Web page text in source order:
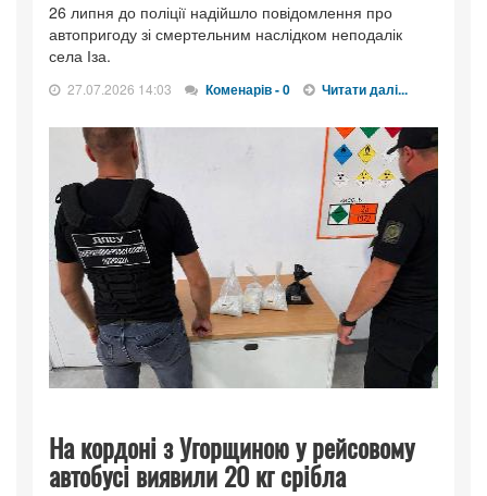
26 липня до поліції надійшло повідомлення про
автопригоду зі смертельним наслідком неподалік
села Іза.
27.07.2026 14:03 Коменарів - 0 Читати далі...
На кордоні з Угорщиною у рейсовому
автобусі виявили 20 кг срібла